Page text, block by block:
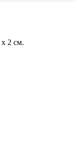
x 2 см.